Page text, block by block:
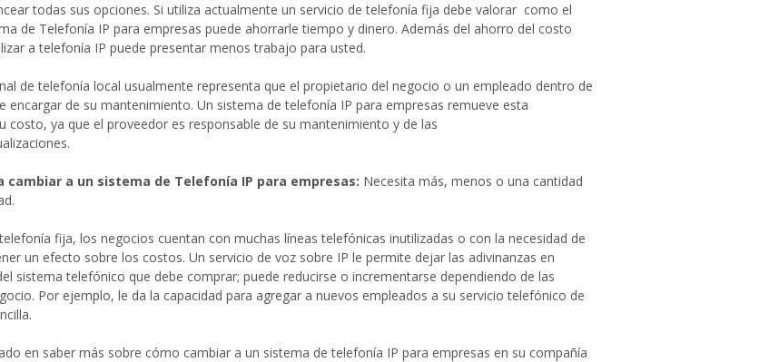
todas sus opciones. Si utiliza actualmente un servicio de telefonía fija debe valorar como el
de Telefonía IP para empresas puede ahorrarle tiempo y dinero. Además del ahorro del costo
a telefonía IP puede presentar menos trabajo para usted.
de telefonía local usualmente representa que el propietario del negocio o un empleado dentro de
encargar de su mantenimiento. Un sistema de telefonía IP para empresas remueve esta
costo, ya que el proveedor es responsable de su mantenimiento y de las
cambiar a un sistema de Telefonía IP para empresas: Necesita más, menos o una cantidad
fija, los negocios cuentan con muchas líneas telefónicas inutilizadas o con la necesidad de
un efecto sobre los costos. Un servicio de voz sobre IP le permite dejar las adivinanzas en
sistema telefónico que debe comprar; puede reducirse o incrementarse dependiendo de las
Por ejemplo, le da la capacidad para agregar a nuevos empleados a su servicio telefónico de
en saber más sobre cómo cambiar a un sistema de telefonía IP para empresas en su compañía